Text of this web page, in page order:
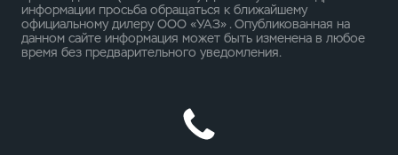
информации просьба обращаться к ближайшему
официальному дилеру ООО «УАЗ» . Опубликованная на
данном сайте информация может быть изменена в любое
время без предварительного уведомления.